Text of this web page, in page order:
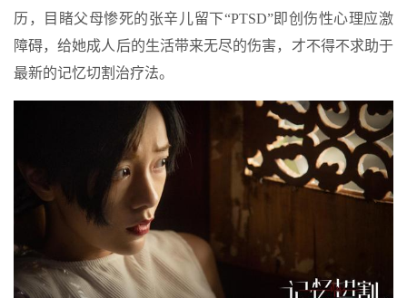
历，目睹父母惨死的张辛儿留下“PTSD”即创伤性心理应激
障碍，给她成人后的生活带来无尽的伤害，才不得不求助于
最新的记忆切割治疗法。